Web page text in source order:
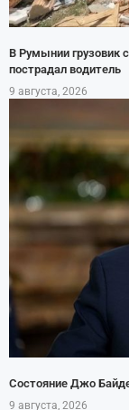
В Румынии грузовик
пострадал водитель
9 августа, 2026
Состояние Джо
9 августа, 2026